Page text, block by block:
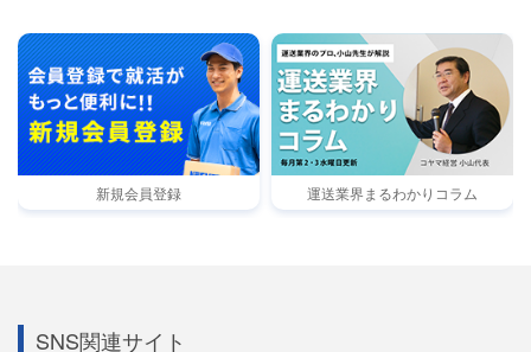
新規会員登録 運送業界まるわかりコラム
SNS関連サイト